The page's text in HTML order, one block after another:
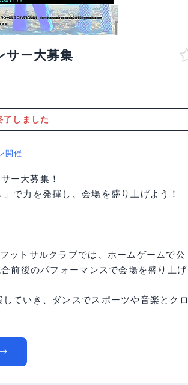
サー大募集
しました
開催
ー大募集！
で力を発揮し、会場を盛り上げよう！
ットサルクラブでは、ホームゲームで公
前後のパフォーマンスで会場を盛り上げ
ていき、ダンスでスポーツや音楽とクロ